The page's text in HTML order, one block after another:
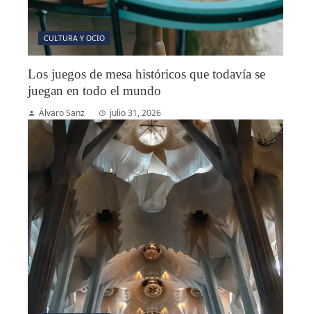
CULTURA Y OCIO
Los juegos de mesa históricos que todavía se
juegan en todo el mundo
Álvaro Sanz julio 31, 2026